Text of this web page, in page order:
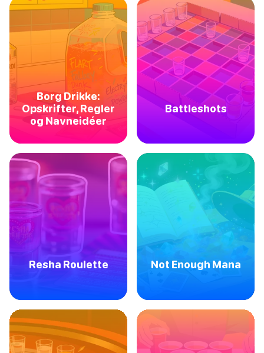
Borg Drikke:
Opskrifter, Regler
og Navneidéer
Battleshots
Resha Roulette Not Enough Mana